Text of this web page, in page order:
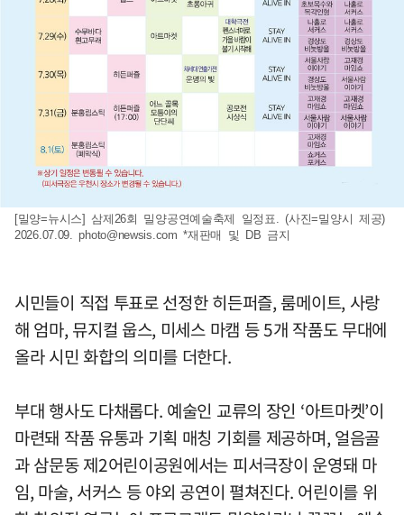
[밀양=뉴시스] 삼제26회 밀양공연예술축제 일정표. (사진=밀양시 제공)
2026.07.09.photo@newsis.com *재판매 및 DB 금지
시민들이 직접 투표로 선정한 히든퍼즐, 룸메이트, 사랑
해 엄마, 뮤지컬 웁스, 미세스 마캠 등 5개 작품도 무대에
올라 시민 화합의 의미를 더한다.
부대 행사도 다채롭다. 예술인 교류의 장인 ‘아트마켓’이
마련돼 작품 유통과 기획 매칭 기회를 제공하며, 얼음골
과 삼문동 제2어린이공원에서는 피서극장이 운영돼 마
임, 마술, 서커스 등 야외 공연이 펼쳐진다. 어린이를 위